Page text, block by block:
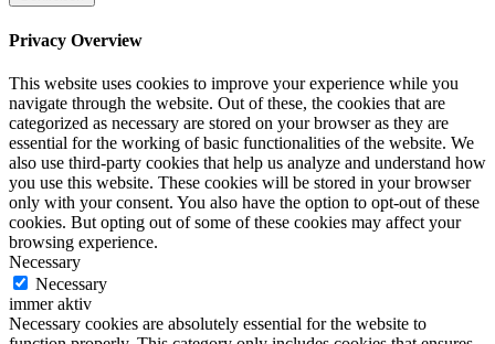
Privacy Overview
This website uses cookies to improve your experience while you
navigate through the website. Out of these, the cookies that are
categorized as necessary are stored on your browser as they are
essential for the working of basic functionalities of the website. We
also use third-party cookies that help us analyze and understand how
you use this website. These cookies will be stored in your browser
only with your consent. You also have the option to opt-out of these
cookies. But opting out of some of these cookies may affect your
browsing experience.
Necessary
Necessary
immer aktiv
Necessary cookies are absolutely essential for the website to